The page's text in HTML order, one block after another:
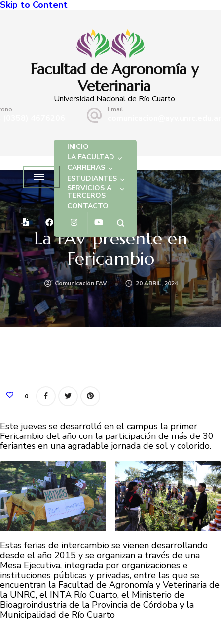
Skip to Content
Facultad de Agronomía y
Veterinaria
Universidad Nacional de Río Cuarto
Email
INICIO
LA FACULTAD
CARRERAS
ESTUDIANTES
SERVICIOS A
TERCEROS
CONTACTO
NOTICIAS
La FAV presente en
Fericambio
Comunicación FAV 20 ABRIL, 2024
0
Este jueves se desarrolló en el campus la primer
Fericambio del año con la participación de más de 30
feriantes en una agradable jornada de sol y colorido.
Estas ferias de intercambio se vienen desarrollando
desde el año 2015 y se organizan a través de una
Mesa Ejecutiva, integrada por organizaciones e
instituciones públicas y privadas, entre las que se
encuentran la Facultad de Agronomía y Veterinaria de
la UNRC, el INTA Río Cuarto, el Ministerio de
Bioagroindustria de la Provincia de Córdoba y la
Municipalidad de Río Cuarto